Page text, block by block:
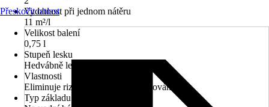
Vydatnost při jednom nátěru
11 m²/l
Velikost balení
0,75 l
Stupeň lesku
Hedvábně lesklá
Vlastnosti
Eliminuje riziko nežádoucího slepování
Typ základu
Přeskočit oblast